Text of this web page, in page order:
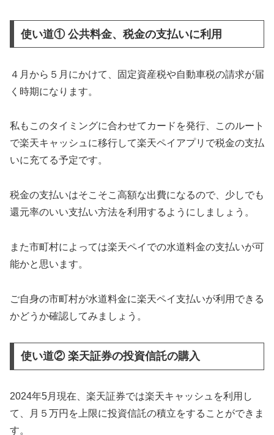
使い道① 公共料金、税金の支払いに利用
４月から５月にかけて、固定資産税や自動車税の請求が届
く時期になります。
私もこのタイミングに合わせてカードを発行、このルート
で楽天キャッシュに移行して楽天ペイアプリで税金の支払
いに充てる予定です。
税金の支払いはそこそこ高額な出費になるので、少しでも
還元率のいい支払い方法を利用するようにしましょう。
また市町村によっては楽天ペイでの水道料金の支払いが可
能かと思います。
ご自身の市町村が水道料金に楽天ペイ支払いが利用できる
かどうか確認してみましょう。
使い道② 楽天証券の投資信託の購入
2024年5月現在、楽天証券では楽天キャッシュを利用し
て、月５万円を上限に投資信託の積立をすることができま
す。